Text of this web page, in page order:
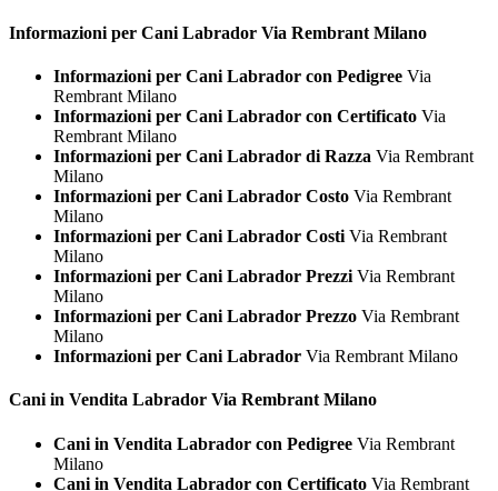
Informazioni per Cani Labrador Via Rembrant Milano
Informazioni per Cani Labrador con Pedigree Via
Rembrant Milano
Informazioni per Cani Labrador con Certificato Via
Rembrant Milano
Informazioni per Cani Labrador di Razza Via Rembrant
Milano
Informazioni per Cani Labrador Costo Via Rembrant
Milano
Informazioni per Cani Labrador Costi Via Rembrant
Milano
Informazioni per Cani Labrador Prezzi Via Rembrant
Milano
Informazioni per Cani Labrador Prezzo Via Rembrant
Milano
Informazioni per Cani Labrador Via Rembrant Milano
Cani in Vendita Labrador Via Rembrant Milano
Cani in Vendita Labrador con Pedigree Via Rembrant
Milano
Cani in Vendita Labrador con Certificato Via Rembrant